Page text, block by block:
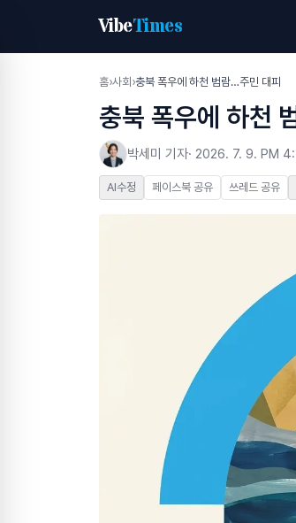
VibeTimes
홈›사회 ›충북 폭우에 하천 범람…주민 대피
충북 폭우에 하천
박세미 기자· 2026. 7. 9. PM
AI수정 페이스북 공유 쓰레드 공유